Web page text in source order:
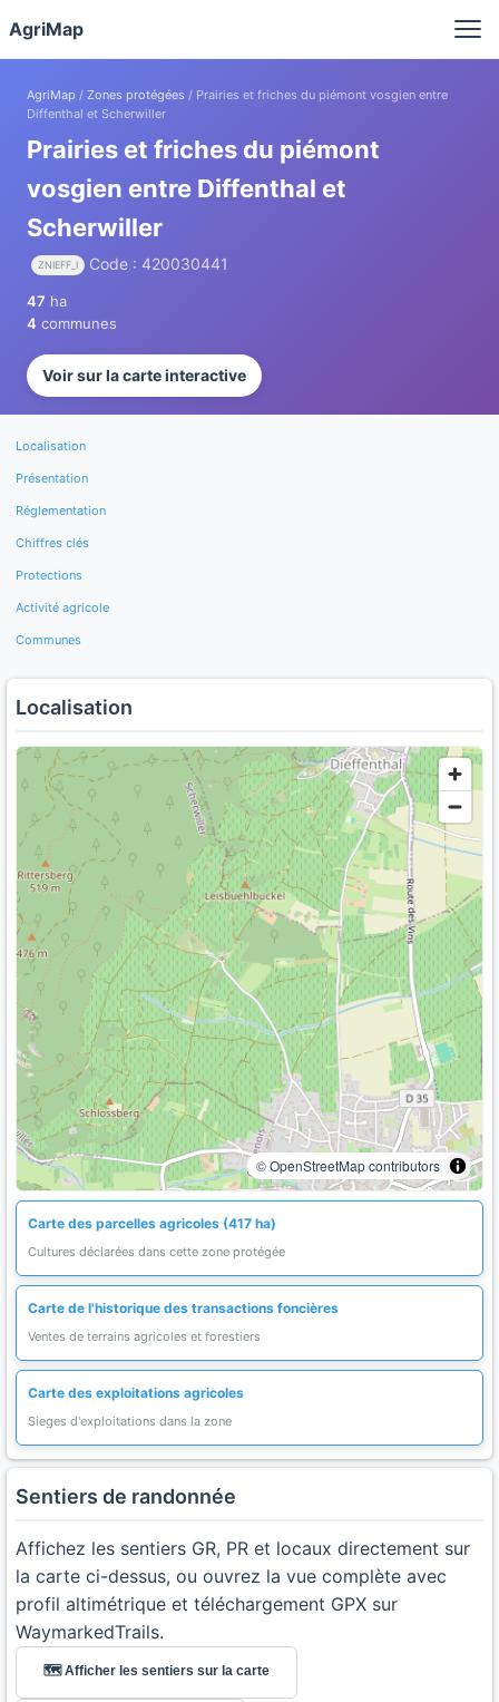
AgriMap
AgriMap / Zones protégées / Prairies et friches du piémont vosgien entre
Diffenthal et Scherwiller
Prairies et friches du piémont
vosgien entre Diffenthal et
Scherwiller
ZNIEFF_I Code : 420030441
47 ha
4 communes
Voir sur la carte interactive
Localisation
Présentation
Réglementation
Chiffres clés
Protections
Activité agricole
Communes
Localisation
© OpenStreetMap contributors
Carte des parcelles agricoles (417 ha)
Cultures déclarées dans cette zone protégée
Carte de l'historique des transactions foncières
Ventes de terrains agricoles et forestiers
Carte des exploitations agricoles
Sieges d'exploitations dans la zone
Sentiers de randonnée
Affichez les sentiers GR, PR et locaux directement sur
la carte ci-dessus, ou ouvrez la vue complète avec
profil altimétrique et téléchargement GPX sur
WaymarkedTrails.
🗺️ Afficher les sentiers sur la carte